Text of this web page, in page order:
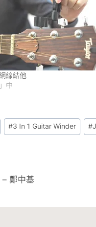
線結他
中
#3 In 1 Guitar Winder #
鄭中基